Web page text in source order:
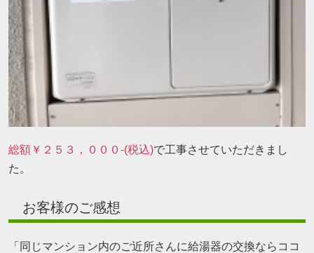
総額￥２５３，０００-(税込)で工事させていただきまし
た。
お客様のご感想
「同じマンション内のご近所さんに給湯器の交換ならココ